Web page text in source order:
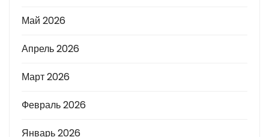
Май 2026
Апрель 2026
Март 2026
Февраль 2026
Январь 2026